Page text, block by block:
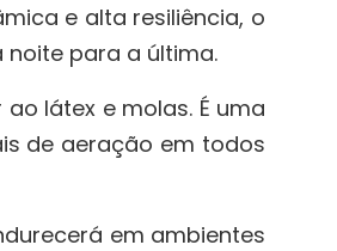
e alta resiliência, o
para a última.
látex e molas. É uma
de aeração em todos
em ambientes